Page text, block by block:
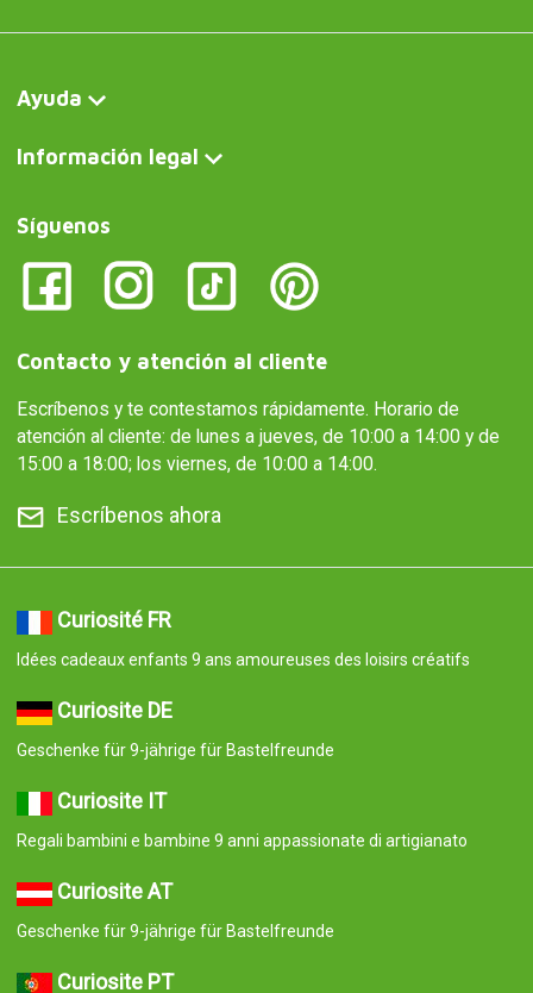
Ayuda
Información legal
Síguenos
Contacto y atención al cliente
Escríbenos y te contestamos rápidamente. Horario de
atención al cliente: de lunes a jueves, de 10:00 a 14:00 y de
15:00 a 18:00; los viernes, de 10:00 a 14:00.
Escríbenos ahora
Curiosité FR
Idées cadeaux enfants 9 ans amoureuses des loisirs créatifs
Curiosite DE
Geschenke für 9-jährige für Bastelfreunde
Curiosite IT
Regali bambini e bambine 9 anni appassionate di artigianato
Curiosite AT
Geschenke für 9-jährige für Bastelfreunde
Curiosite PT